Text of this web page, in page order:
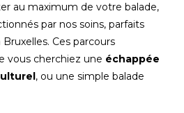
au maximum de votre balade,
par nos soins, parfaits
Ces parcours
vous cherchiez une échappée
, ou une simple balade